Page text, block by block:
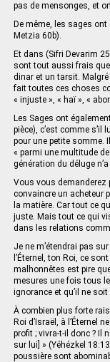
pas de mensonges, et
De même, les sages
Metzia 60b).
Et dans (Sifri Devarim
sont tout aussi frais que
dinar et un tarsit.
fait toutes ces choses
« injuste », « haï », «
Les Sages ont
pièce), c’est comme
pour une petite somme.
« parmi une multitude
génération du déluge
Vous vous demanderez
convaincre un acheteur
la matière. Car tout ce
juste. Mais tout ce qui
dans les relations
Je ne m’étendrai pas
l’Éternel, ton Roi, ce
malhonnêtes est pire
mesures une fois tous
ignorance et qu’il ne
À combien plus forte
Roi d’Israël, à l’Éternel
profit ; vivra-t-il donc ? Il
sur lui] » (Yéhézkel
poussière sont